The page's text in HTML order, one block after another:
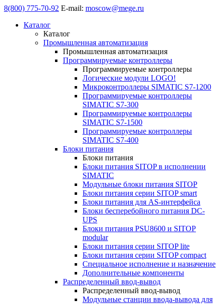
8(800) 775-70-92 E-mail: moscow@mege.ru
Каталог
Каталог
Промышленная автоматизация
Промышленная автоматизация
Программируемые контроллеры
Программируемые контроллеры
Логические модули LOGO!
Микроконтроллеры SIMATIC S7-1200
Программируемые контроллеры
SIMATIC S7-300
Программируемые контроллеры
SIMATIC S7-1500
Программируемые контроллеры
SIMATIC S7-400
Блоки питания
Блоки питания
Блоки питания SITOP в исполнении
SIMATIC
Модульные блоки питания SITOP
Блоки питания серии SITOP smart
Блоки питания для AS-интерфейса
Блоки бесперебойного питания DC-
UPS
Блоки питания PSU8600 и SITOP
modular
Блоки питания серии SITOP lite
Блоки питания серии SITOP compact
Специальное исполнение и назначение
Дополнительные компоненты
Распределенный ввод-вывод
Распределенный ввод-вывод
Модульные станции ввода-вывода для